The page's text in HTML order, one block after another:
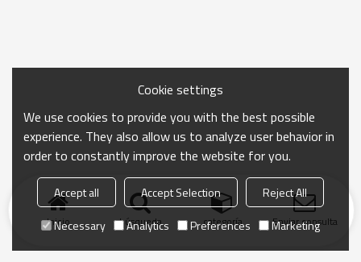
Inicio búsqueda categoría Enviar consulta
Cookie settings
We use cookies to provide you with the best possible
experience. They also allow us to analyze user behavior in
order to constantly improve the website for you.
Accept all Accept Selection
Reject All
Necessary
Analytics Preferences Marketing